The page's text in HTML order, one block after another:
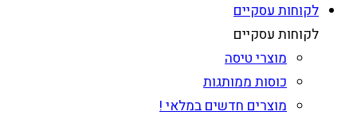
לקוחות עסקיים
לקוחות עסקיים
מוצרי טיסה
כוסות ממותגות
מוצרים חדשים במלאי !